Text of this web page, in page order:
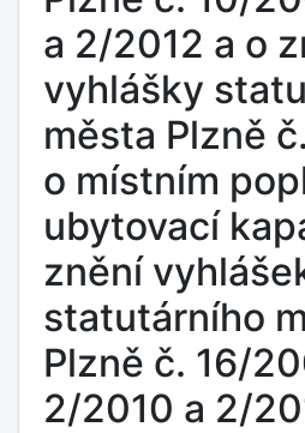
a 2/2012 a o
vyhlášky
města Plzně
o místním
ubytovací
znění
statutárního
Plzně č. 16/
2/2010 a 2/